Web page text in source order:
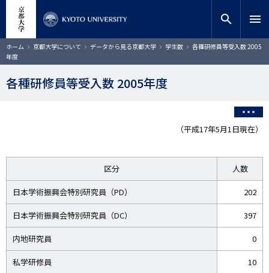
コ
ン
テ
ン
サイト内検索
検索
search menu
ホーム 京都大学について データから見る京都大学 学生数
各種研修員等受入数 2005
年度
各種研修員等受入数 2005年度
（平成17年5月1日現在）
区分 人数
日本学術振興会特別研究員（PD） 202
日本学術振興会特別研究員（DC） 397
内地研究員 0
私学研修員 10